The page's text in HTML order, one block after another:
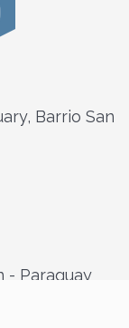
Barrio San
- Paraguay